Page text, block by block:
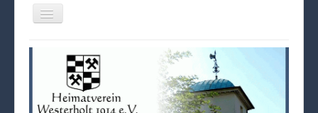
Navigation
an/aus
KONTAKT
IMPRESSUM